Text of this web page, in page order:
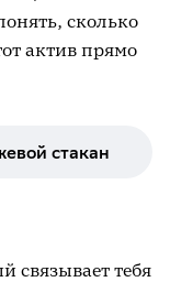
сколько
актив прямо
стакан
связывает тебя